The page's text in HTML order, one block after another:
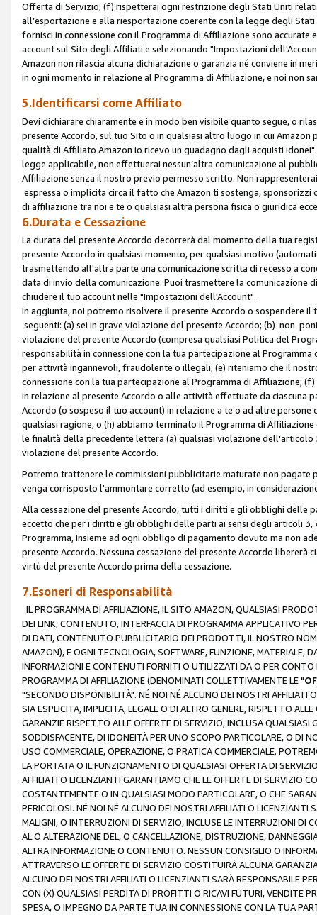
Offerta di Servizio; (f) rispetterai ogni restrizione degli Stati Uniti
all’esportazione e alla riesportazione coerente con la legge degli
fornisci in connessione con il Programma di Affiliazione sono
account sul Sito degli Affiliati e selezionando "Impostazioni
Amazon non rilascia alcuna dichiarazione o garanzia né conviene in
in ogni momento in relazione al Programma di Affiliazione, e noi non
5.Identificarsi come Affiliato
Devi dichiarare chiaramente e in modo ben visibile quanto segue, o
presente Accordo, sul tuo Sito o in qualsiasi altro luogo in cui
qualità di Affiliato Amazon io ricevo un guadagno dagli acquisti
legge applicabile, non effettuerai nessun’altra comunicazione al
Affiliazione senza il nostro previo permesso scritto. Non
espressa o implicita circa il fatto che Amazon ti sostenga,
di affiliazione tra noi e te o qualsiasi altra persona fisica o giuridica
6.Durata e Cessazione
La durata del presente Accordo decorrerà dal momento della tua
presente Accordo in qualsiasi momento, per qualsiasi motivo
trasmettendo all'altra parte una comunicazione scritta di recesso a
data di invio della comunicazione. Puoi trasmettere la
chiudere il tuo account nelle "Impostazioni dell'Account".
In aggiunta, noi potremo risolvere il presente Accordo o sospendere
seguenti: (a) sei in grave violazione del presente Accordo; (b) non
violazione del presente Accordo (compresa qualsiasi Politica del
responsabilità in connessione con la tua partecipazione al
per attività ingannevoli, fraudolente o illegali; (e) riteniamo che il
connessione con la tua partecipazione al Programma di Affiliazione;
in relazione al presente Accordo o alle attività effettuate da ciascuna
Accordo (o sospeso il tuo account) in relazione a te o ad altre
qualsiasi ragione, o (h) abbiamo terminato il Programma di
le finalità della precedente lettera (a) qualsiasi violazione
violazione del presente Accordo.
Potremo trattenere le commissioni pubblicitarie maturate non
venga corrisposto l'ammontare corretto (ad esempio, in
Alla cessazione del presente Accordo, tutti i diritti e gli obblighi delle
eccetto che per i diritti e gli obblighi delle parti ai sensi degli articoli
Programma, insieme ad ogni obbligo di pagamento dovuto ma non
presente Accordo. Nessuna cessazione del presente Accordo
virtù del presente Accordo prima della cessazione.
7.Esoneri di Responsabilità
IL PROGRAMMA DI AFFILIAZIONE, IL SITO AMAZON, QUALSIASI
DEI LINK, CONTENUTO, INTERFACCIA DI PROGRAMMA APPLICATIVO
DI DATI, CONTENUTO PUBBLICITARIO DEI PRODOTTI, IL NOSTRO
AMAZON), E OGNI TECNOLOGIA, SOFTWARE, FUNZIONE, MATERIALE,
INFORMAZIONI E CONTENUTI FORNITI O UTILIZZATI DA O PER
PROGRAMMA DI AFFILIAZIONE (DENOMINATI COLLETTIVAMENTE LE "
"SECONDO DISPONIBILITÀ". NÉ NOI NÉ ALCUNO DEI NOSTRI
SIA ESPLICITA, IMPLICITA, LEGALE O DI ALTRO GENERE, RISPETTO
GARANZIE RISPETTO ALLE OFFERTE DI SERVIZIO, INCLUSA
SODDISFACENTE, DI IDONEITÀ PER UNO SCOPO PARTICOLARE, O DI
USO COMMERCIALE, OPERAZIONE, O PRATICA COMMERCIALE.
LA PORTATA O IL FUNZIONAMENTO DI QUALSIASI OFFERTA DI
AFFILIATI O LICENZIANTI GARANTIAMO CHE LE OFFERTE DI SERVIZIO
COSTANTEMENTE O IN QUALSIASI MODO PARTICOLARE, O CHE
PERICOLOSI. NÉ NOI NÉ ALCUNO DEI NOSTRI AFFILIATI O LICENZIANTI
MALIGNI, O INTERRUZIONI DI SERVIZIO, INCLUSE LE INTERRUZIONI DI
AL O ALTERAZIONE DEL, O CANCELLAZIONE, DISTRUZIONE,
ALTRA INFORMAZIONE O CONTENUTO. NESSUN CONSIGLIO O
ATTRAVERSO LE OFFERTE DI SERVIZIO COSTITUIRÀ ALCUNA
ALCUNO DEI NOSTRI AFFILIATI O LICENZIANTI SARÀ RESPONSABILE
CON (X) QUALSIASI PERDITA DI PROFITTI O RICAVI FUTURI, VENDITE
SPESA, O IMPEGNO DA PARTE TUA IN CONNESSIONE CON LA TUA